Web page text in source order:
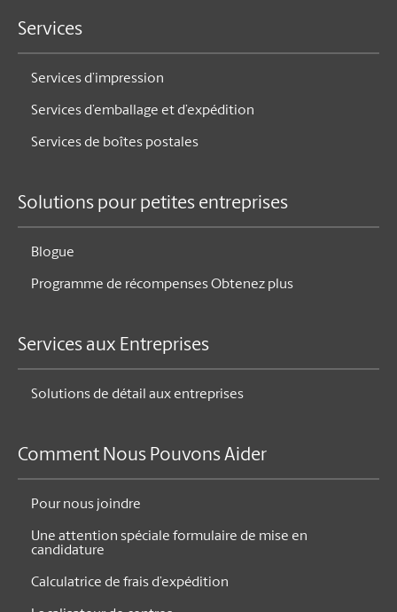
Services
Services d’impression
Services d’emballage et d’expédition
Services de boîtes postales
Solutions pour petites entreprises
Blogue
Programme de récompenses Obtenez plus
Services aux Entreprises
Solutions de détail aux entreprises
Comment Nous Pouvons Aider
Pour nous joindre
Une attention spéciale formulaire de mise en
candidature
Calculatrice de frais d’expédition